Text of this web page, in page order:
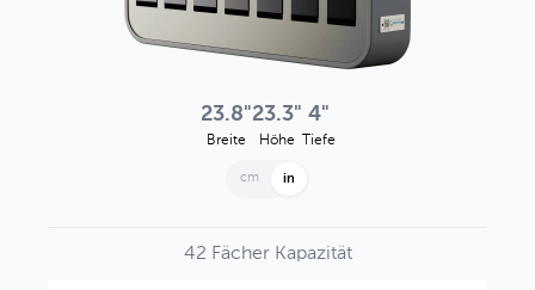
23.8"
Breite
23.3"
Höhe
4"
Tiefe
cm in
42 Fächer Kapazität